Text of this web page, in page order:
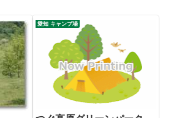
愛知 キャンプ場